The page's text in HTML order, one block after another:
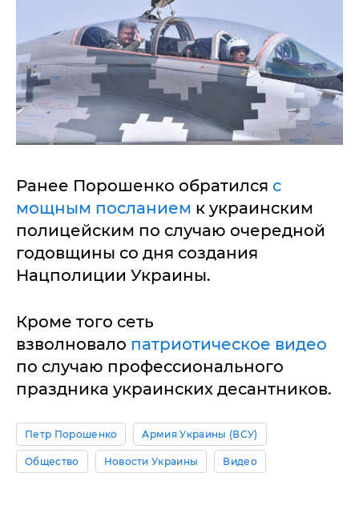
Ранее Порошенко обратился с
мощным посланием к украинским
полицейским по случаю очередной
годовщины со дня создания
Нацполиции Украины.
Кроме того сеть
взволновало патриотическое видео
по случаю профессионального
праздника украинских десантников.
Петр Порошенко Армия Украины (ВСУ)
Общество Новости Украины Видео